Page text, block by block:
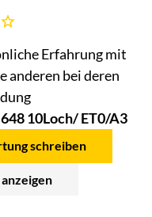
abgegeben
Erfahrung mit
anderen bei deren
10Loch/ ET0/A3
schreiben